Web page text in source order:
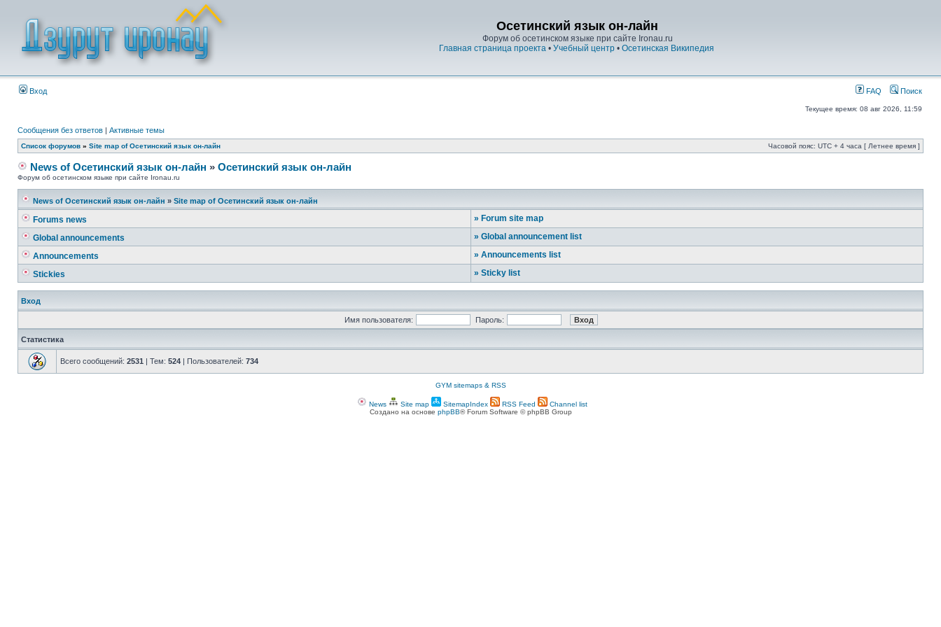
Осетинский язык он-лайн
Форум об осетинском языке при сайте Ironau.ru
Главная страница проекта • Учебный центр • Осетинская Википедия
Вход FAQ Поиск
Текущее время: 08 авг 2026, 11:59
Сообщения без ответов | Активные темы
Список форумов » Site map of Осетинский язык он-лайн Часовой пояс: UTC + 4 часа [ Летнее время ]
News of Осетинский язык он-лайн » Осетинский язык он-лайн
Форум об осетинском языке при сайте Ironau.ru
News of Осетинский язык он-лайн » Site map of Осетинский язык он-лайн
Forums news » Forum site map
Global announcements
» Global announcement list
Announcements
» Announcements list
Stickies
» Sticky list
Вход
Имя пользователя: Пароль:
Статистика
Всего сообщений: 2531 | Тем: 524 | Пользователей: 734
GYM sitemaps & RSS
News Site map SitemapIndex RSS Feed
Channel list
Создано на основе phpBB® Forum Software © phpBB Group